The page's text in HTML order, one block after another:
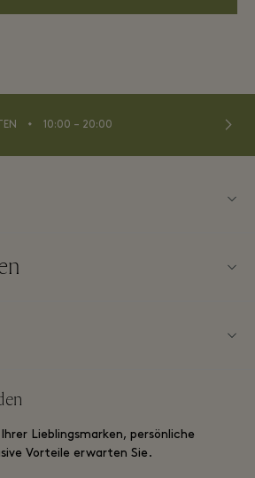
⬩ 10:00 – 20:00
für Membership
Lieblingsmarken, persönliche
Vorteile erwarten Sie.